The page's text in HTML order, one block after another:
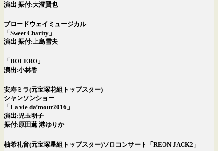
演出 振付:大澄賢也
ブロードウェイミュージカル
「Sweet Charity」
演出 振付:上島雪夫
「BOLERO」
演出:小林香
安寿ミラ(元宝塚花組トップスター)
シャンソンショー
「La vie da’mour2016」
演出:児玉明子
振付:原田薫 港ゆりか
柚希礼音(元宝塚星組トップスター)ソロコンサート「REON JACK2」